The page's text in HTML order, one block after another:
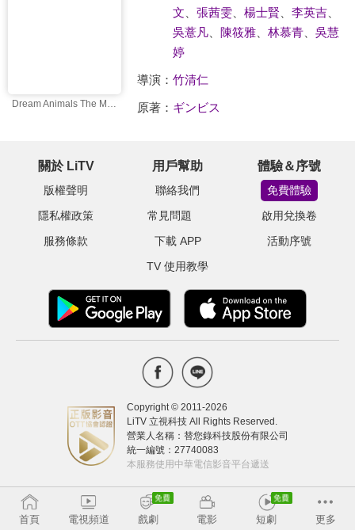
Dream Animals The Movie (Mandarin)
文
張茜雯、 楊士賢 李英吉、
吳薏凡、 陳筱雅、 林慕青、 吳慧
婷
導演： 竹清仁
原著： ギンビス
關於 LiTV
版權聲明
隱私權政策
服務條款
用戶幫助
聯絡我們
常見問題
下載 APP
TV 使用教學
體驗＆序號
免費體驗
啟用兌換卷
活動序號
Copyright © 2011-2026
LiTV 立視科技 All Rights Reserved.
營業人名稱：替您錄科技股份有限公司
統一編號：27740083
本服務使用中華電信影音平台遞送
首頁 電視頻道 戲劇 電影 短劇 更多